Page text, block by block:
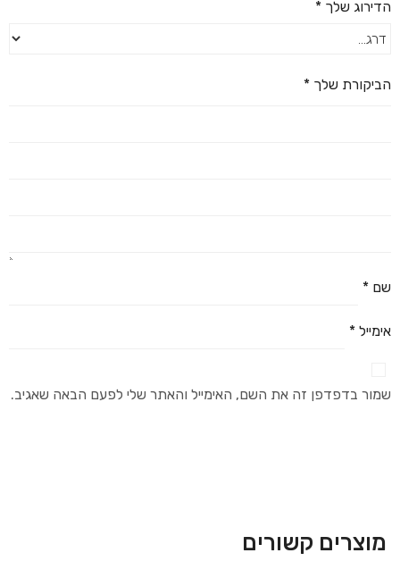
הדירוג שלך *
הביקורת שלך *
שם *
אימייל *
שמור בדפדפן זה את השם, האימייל והאתר שלי לפעם הבאה שאגיב.
מוצרים קשורים